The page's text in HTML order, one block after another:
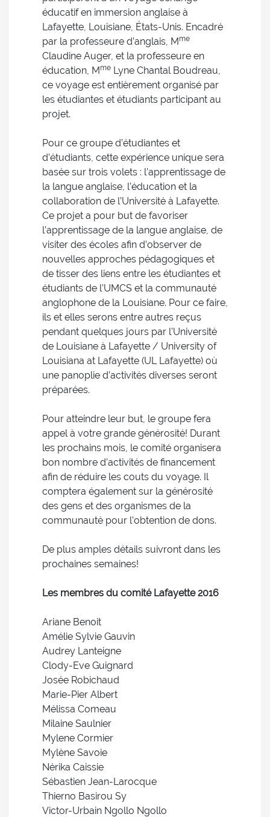
éducatif en immersion anglaise à
Lafayette, Louisiane, États-Unis. Encadré
par la professeure d’anglais, Mme
Claudine Auger, et la professeure en
éducation, Mme Lyne Chantal Boudreau,
ce voyage est entièrement organisé par
les étudiantes et étudiants participant au
projet.
Pour ce groupe d’étudiantes et
d’étudiants, cette expérience unique sera
basée sur trois volets : l’apprentissage de
la langue anglaise, l’éducation et la
collaboration de l’Université à Lafayette.
Ce projet a pour but de favoriser
l’apprentissage de la langue anglaise, de
visiter des écoles afin d’observer de
nouvelles approches pédagogiques et
de tisser des liens entre les étudiantes et
étudiants de l’UMCS et la communauté
anglophone de la Louisiane. Pour ce faire,
ils et elles serons entre autres reçus
pendant quelques jours par l'Université
de Louisiane à Lafayette / University of
Louisiana at Lafayette (UL Lafayette) où
une panoplie d’activités diverses seront
préparées.
Pour atteindre leur but, le groupe fera
appel à votre grande générosité! Durant
les prochains mois, le comité organisera
bon nombre d’activités de financement
afin de réduire les couts du voyage. Il
comptera également sur la générosité
des gens et des organismes de la
communauté pour l’obtention de dons.
De plus amples détails suivront dans les
prochaines semaines!
Les membres du comité Lafayette 2016
Ariane Benoit
Amélie Sylvie Gauvin
Audrey Lanteigne
Clody-Eve Guignard
Josée Robichaud
Marie-Pier Albert
Mélissa Comeau
Milaine Saulnier
Mylene Cormier
Mylène Savoie
Nérika Caissie
Sébastien Jean-Larocque
Thierno Basirou Sy
Victor-Urbain Ngollo Ngollo